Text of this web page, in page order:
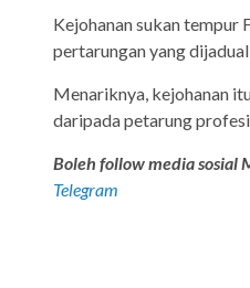
Kejohanan sukan tempur
pertarungan yang
Menariknya, kejohanan
daripada petarung
Boleh follow media sosial
Telegram